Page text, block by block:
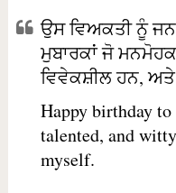
ਉਸ ਵਿਅਕਤੀ ਨੂੰ
ਮੁਬਾਰਕਾਂ ਜੋ
ਵਿਵੇਕਸ਼ੀਲ ਹਨ,
Happy birthday to
talented, and
myself.